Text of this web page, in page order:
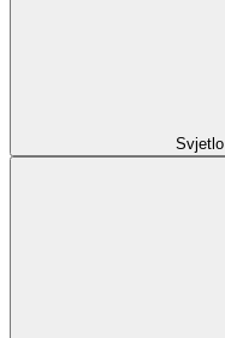
Svjetlo